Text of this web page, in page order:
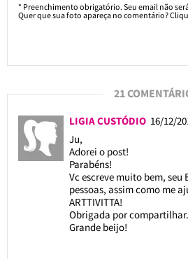
* Preenchimento obrigatório. Seu email não
Quer que sua foto apareça no comentário?
21
LIGIA CUSTÓDIO 16/12/
Ju,
Adorei o post!
Parabéns!
Vc escreve muito bem, seu
pessoas, assim como me
ARTTIVITTA!
Obrigada por compartilhar.
Grande beijo!